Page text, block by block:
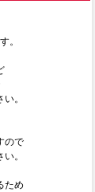
。
。
ので
。
ため